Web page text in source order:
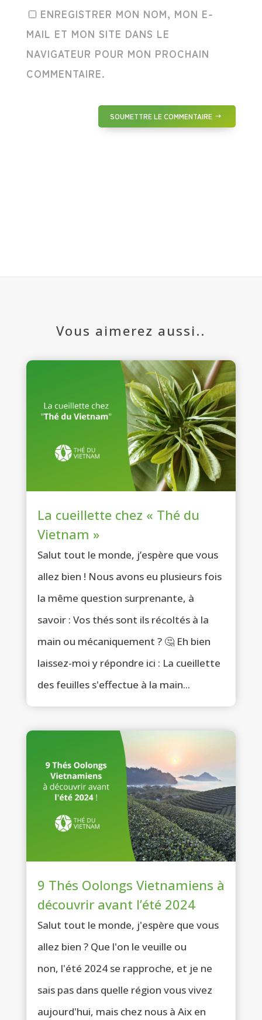
ENREGISTRER MON NOM, MON E-
MAIL ET MON SITE DANS LE
NAVIGATEUR POUR MON PROCHAIN
COMMENTAIRE.
SOUMETTRE LE COMMENTAIRE
Vous aimerez aussi..
La cueillette chez « Thé du
Vietnam »
Salut tout le monde, j’espère que vous
allez bien ! Nous avons eu plusieurs fois
la même question surprenante, à
savoir : Vos thés sont ils récoltés à la
main ou mécaniquement ? 🤔 Eh bien
laissez-moi y répondre ici : La cueillette
des feuilles s'effectue à la main...
9 Thés Oolongs Vietnamiens à
découvrir avant l’été 2024
Salut tout le monde, j'espère que vous
allez bien ? Que l'on le veuille ou
non, l'été 2024 se rapproche, et je ne
sais pas dans quelle région vous vivez
aujourd'hui, mais chez nous à Aix en